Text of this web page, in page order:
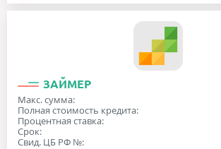
ЗАЙМЕР
Макс. сумма:
Полная стоимость кредита:
Процентная ставка:
Срок:
Свид. ЦБ РФ №: